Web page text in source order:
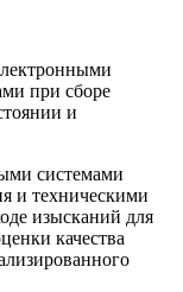
при сборе
и
системами
и техническими
изысканий для
качества